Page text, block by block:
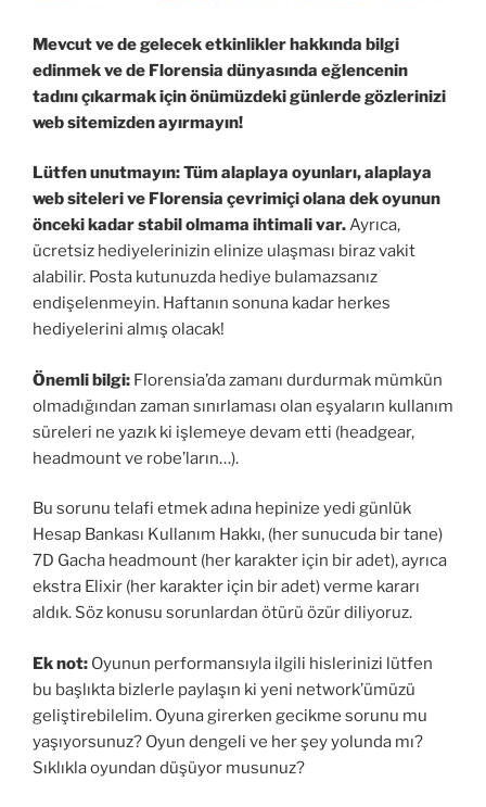
Mevcut ve de gelecek etkinlikler hakkında bilgi
edinmek ve de Florensia dünyasında eğlencenin
tadını çıkarmak için önümüzdeki günlerde gözlerinizi
web sitemizden ayırmayın!
Lütfen unutmayın: Tüm alaplaya oyunları, alaplaya
web siteleri ve Florensia çevrimiçi olana dek oyunun
önceki kadar stabil olmama ihtimali var.Ayrıca,
ücretsiz hediyelerinizin elinize ulaşması biraz vakit
alabilir. Posta kutunuzda hediye bulamazsanız
endişelenmeyin. Haftanın sonuna kadar herkes
hediyelerini almış olacak!
Önemli bilgi: Florensia’da zamanı durdurmak mümkün
olmadığından zaman sınırlaması olan eşyaların kullanım
süreleri ne yazık ki işlemeye devam etti (headgear,
headmount ve robe’ların…).
Bu sorunu telafi etmek adına hepinize yedi günlük
Hesap Bankası Kullanım Hakkı, (her sunucuda bir tane)
7D Gacha headmount (her karakter için bir adet), ayrıca
ekstra Elixir (her karakter için bir adet) verme kararı
aldık. Söz konusu sorunlardan ötürü özür diliyoruz.
Ek not: Oyunun performansıyla ilgili hislerinizi lütfen
bu başlıkta bizlerle paylaşın ki yeni network’ümüzü
geliştirebilelim. Oyuna girerken gecikme sorunu mu
yaşıyorsunuz? Oyun dengeli ve her şey yolunda mı?
Sıklıkla oyundan düşüyor musunuz?